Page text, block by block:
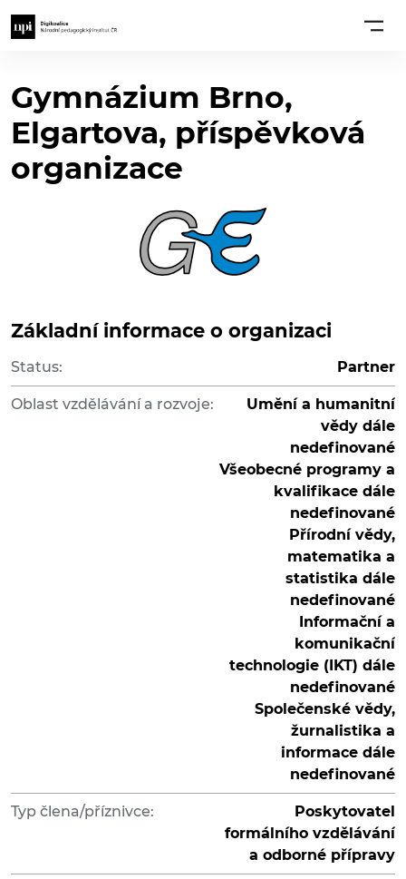
Gymnázium Brno,
Elgartova, příspěvková
organizace
Základní informace o organizaci
Status: Partner
Oblast vzdělávání a rozvoje:
Umění a humanitní
vědy dále
nedefinované
Všeobecné programy a
kvalifikace dále
nedefinované
Přírodní vědy,
matematika a
statistika dále
nedefinované
Informační a
komunikační
technologie (IKT) dále
nedefinované
Společenské vědy,
žurnalistika a
informace dále
nedefinované
Typ člena/příznivce:
Poskytovatel
formálního vzdělávání
a odborné přípravy